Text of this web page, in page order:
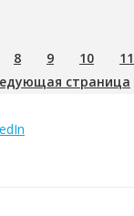
8 9 10
11
страница